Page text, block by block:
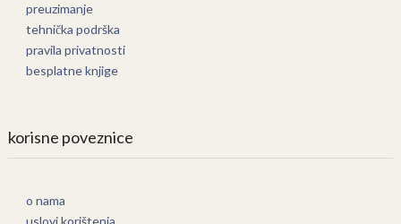
preuzimanje
tehnička podrška
pravila privatnosti
besplatne knjige
korisne poveznice
o nama
uslovi korištenja